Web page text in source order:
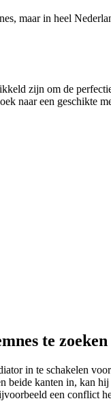
maar in heel
zijn om de
naar een geschikte
te zoeken
in te schakelen
beide kanten in, kan
een conflict